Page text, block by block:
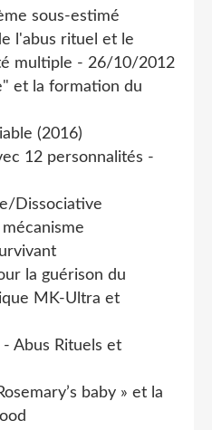
sous-estimé
l'abus rituel et le
multiple - 26/10/2012
et la formation du
(2016)
12 personnalités -
Dissociative
la guérison du
MK-Ultra et
Abus Rituels et
baby » et la